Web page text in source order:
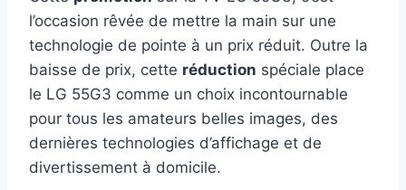
l’occasion rêvée de mettre la main sur une
technologie de pointe à un prix réduit. Outre la
baisse de prix, cette réduction spéciale place
le LG 55G3 comme un choix incontournable
pour tous les amateurs belles images, des
dernières technologies d’affichage et de
divertissement à domicile.